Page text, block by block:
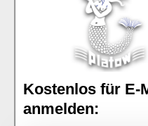
Kostenlos für E-
anmelden: